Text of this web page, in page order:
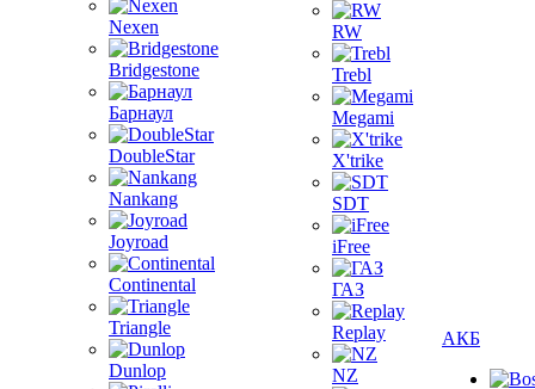
Nexen
Bridgestone
Барнаул
DoubleStar
Nankang
Joyroad
Continental
Triangle
Dunlop
RW
Trebl
Megami
X'trike
SDT
iFree
ГАЗ
Replay
NZ
АКБ